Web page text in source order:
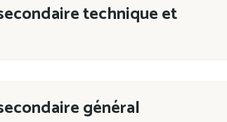
technique et
général